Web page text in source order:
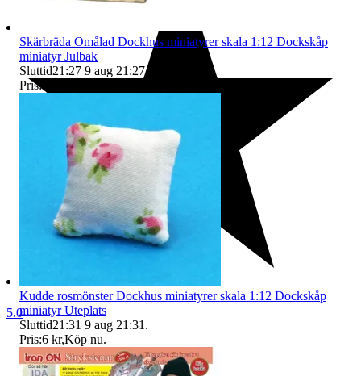
5.0
Skärbräda Omålad Dockhus miniatyrer skala 1:12 Dockskåp
miniatyr Julbak
Sluttid21:27 9 aug 21:27.
Pris:
Kudde rosmönster Dockhus miniatyrer skala 1:12 Dockskåp
miniatyr Uteplats
Sluttid21:31 9 aug 21:31 .
Pris:6 kr,Köp nu.